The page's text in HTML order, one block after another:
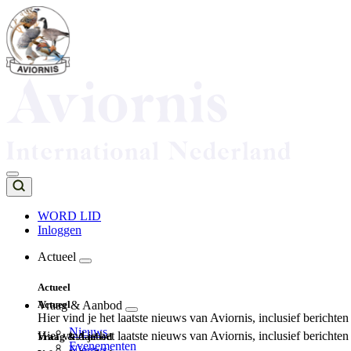
Overslaan
en
naar
de
inhoud
Top
navigation
WORD LID
Inloggen
navigation
Actueel
Actueel
Hier vind je het laatste nieuws van Aviornis, inclusief
Nieuws
Evenementen
Actueel
Hier vind je het laatste nieuws van Aviornis, inclusief
Vraag & Aanbod
Vraag & Aanbod